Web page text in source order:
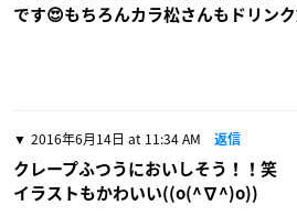
です😍もちろんカラ松さんもドリン
2016年6月14日 at 11:34 AM 返信
クレープふつうにおいしそう！！笑
イラストもかわいい((o(^∇^)o))